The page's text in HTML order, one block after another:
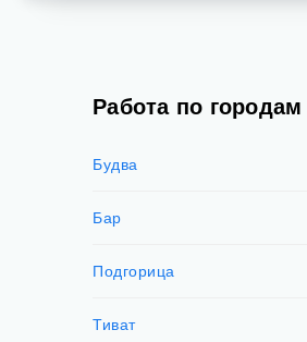
Работа по
Будва
Бар
Подгорица
Тиват